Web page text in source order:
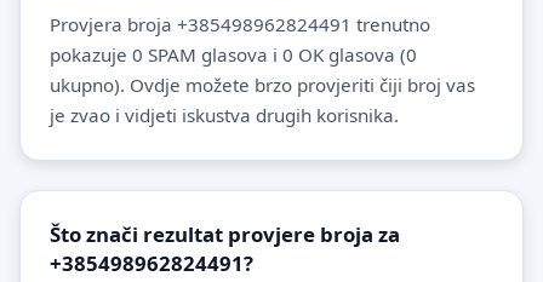
Provjera broja +385498962824491 trenutno
pokazuje 0 SPAM glasova i 0 OK glasova (0
ukupno). Ovdje možete brzo provjeriti čiji broj vas
je zvao i vidjeti iskustva drugih korisnika.
Što znači rezultat provjere broja za
+385498962824491?